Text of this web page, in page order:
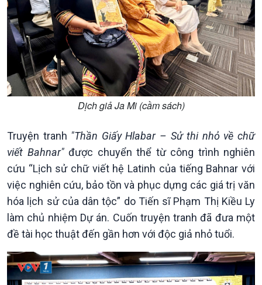
Kinh tế
Tin Kinh tế
Trước giờ mở cửa
Dòng chảy Kinh tế
Khởi nghiệp
Tuyên chiến với gian lận
thương mại
Nông nghiệp & Biển đảo
Tin Nông nghiệp & Biển
đảo
Mùa vàng
Tâm tình biên giới và hải
đảo
Tìm hiểu biển, đảo Việt
Nam
Dịch giả Ja Mi (cầm sách)
Truyện tranh "Thần Giấy Hlabar – Sử thi nhỏ về chữ
viết Bahnar"được chuyển thể từ công trình nghiên
cứu “Lịch sử chữ viết hệ Latinh của tiếng Bahnar với
việc nghiên cứu, bảo tồn và phục dựng các giá trị văn
hóa lịch sử của dân tộc” do Tiến sĩ Phạm Thị Kiều Ly
làm chủ nhiệm Dự án. Cuốn truyện tranh đã đưa một
đề tài học thuật đến gần hơn với độc giả nhỏ tuổi.